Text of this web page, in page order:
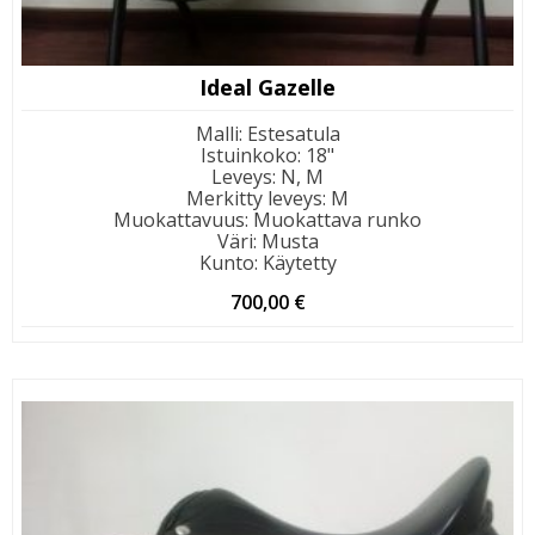
Ideal Gazelle
Malli: Estesatula
Istuinkoko: 18"
Leveys: N, M
Merkitty leveys: M
Muokattavuus: Muokattava runko
Väri: Musta
Kunto: Käytetty
700,00 €